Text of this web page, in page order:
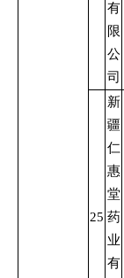
有
限
公
司
25
新
疆
仁
惠
堂
药
业
有